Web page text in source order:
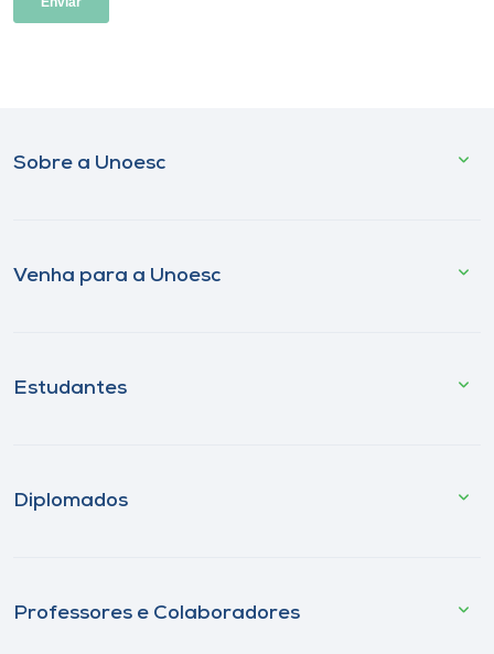
Sobre a Unoesc
Venha para a Unoesc
Estudantes
Diplomados
Professores e Colaboradores